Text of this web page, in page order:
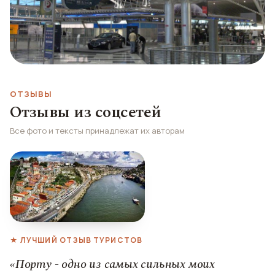
ОТЗЫВЫ
Отзывы из соцсетей
Все фото и тексты принадлежат их авторам
★ ЛУЧШИЙ ОТЗЫВ ТУРИСТОВ
«Порту - одно из самых сильных моих